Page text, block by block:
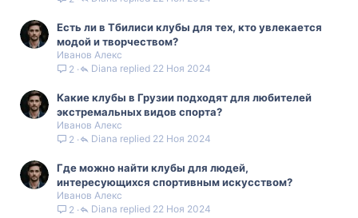
Есть ли в Тбилиси клубы для тех, кто увлекается
модой и творчеством?
Иванов Алекс
2
22 Ноя 2024
Diana
Какие клубы в Грузии подходят для любителей
экстремальных видов спорта?
Иванов Алекс
2
22 Ноя 2024
Diana
Где можно найти клубы для людей,
интересующихся спортивным искусством?
Иванов Алекс
2
22 Ноя 2024
Diana